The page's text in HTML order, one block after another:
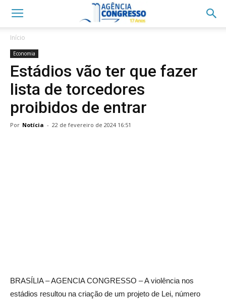
Início
Economia
Estádios vão ter que fazer
lista de torcedores
proibidos de entrar
Por Notícia - 22 de fevereiro de 2024 16:51
BRASÍLIA – AGENCIA CONGRESSO – A violência nos
estádios resultou na criação de um projeto de Lei, número